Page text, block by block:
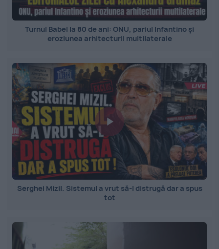
Turnul Babel la 80 de ani: ONU, pariul Infantino și
eroziunea arhitecturii multilaterale
Serghei Mizil. Sistemul a vrut să-l distrugă dar a spus
tot